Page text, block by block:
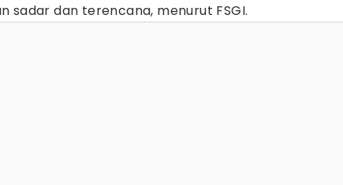
sadar dan terencana, menurut FSGI.